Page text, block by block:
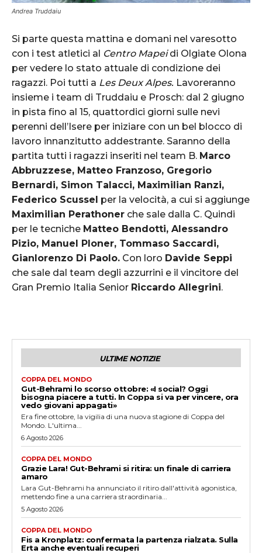
Andrea Truddaiu
Si parte questa mattina e domani nel varesotto
con i test atletici al Centro Mapeidi Olgiate Olona
per vedere lo stato attuale di condizione dei
ragazzi. Poi tutti a Les Deux Alpes. Lavoreranno
insieme i team di Truddaiu e Prosch: dal 2 giugno
in pista fino al 15, quattordici giorni sulle nevi
perenni dell’Isere per iniziare con un bel blocco di
lavoro innanzitutto addestrante. Saranno della
partita tutti i ragazzi inseriti nel team B. Marco
Abbruzzese, Matteo Franzoso, Gregorio
Bernardi, Simon Talacci, Maximilian Ranzi,
Federico Scussel per la velocità, a cui si aggiunge
Maximilian Perathoner che sale dalla C. Quindi
per le tecniche Matteo Bendotti, Alessandro
Pizio, Manuel Ploner, Tommaso Saccardi,
Gianlorenzo Di Paolo. Con loro Davide Seppi
che sale dal team degli azzurrini e il vincitore del
Gran Premio Italia Senior Riccardo Allegrini.
ULTIME NOTIZIE
COPPA DEL MONDO
Gut-Behrami lo scorso ottobre: «I social? Oggi
bisogna piacere a tutti. In Coppa si va per vincere, ora
vedo giovani appagati»
Era fine ottobre, la vigilia di una nuova stagione di Coppa del
Mondo. L'ultima...
6 Agosto 2026
COPPA DEL MONDO
Grazie Lara! Gut-Behrami si ritira: un finale di carriera
amaro
Lara Gut-Behrami ha annunciato il ritiro dall'attività agonistica,
mettendo fine a una carriera straordinaria...
5 Agosto 2026
COPPA DEL MONDO
Fis a Kronplatz: confermata la partenza rialzata. Sulla
Erta anche eventuali recuperi